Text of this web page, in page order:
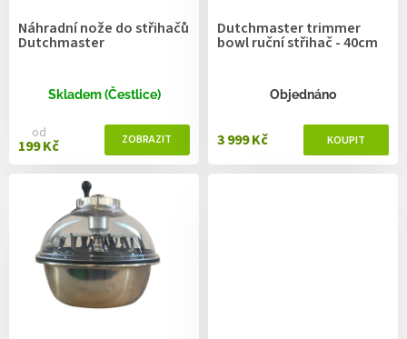
Náhradní nože do střihačů
Dutchmaster
Skladem (Čestlice)
od
199 Kč
Dutchmaster trimmer
bowl ruční střihač - 40cm
Objednáno
3 999 Kč